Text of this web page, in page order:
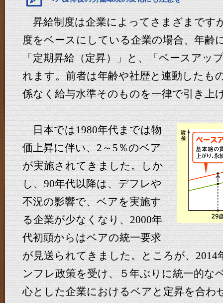
昇給制度は企業によってさまざまです
度をベースにしている企業の場合、年齢
「定期昇給（定昇）」と、「ベースアッ
れます。前者は年齢や社歴と連動したも
係なく給与水準そのものを一律で引き上
日本では1980年代までは物
価上昇に伴い、2～5％のベア
が実施されてきました。しか
し、90年代以降は、デフレや
不況の影響で、ベアを実施す
る企業が少なくなり、2000年
代初頭からはベアの統一要求
が見送られてきました。ところが、2014
ンフレ政策を受け、５年ぶりに統一的な
心とした企業におけるベアと定昇を合わ